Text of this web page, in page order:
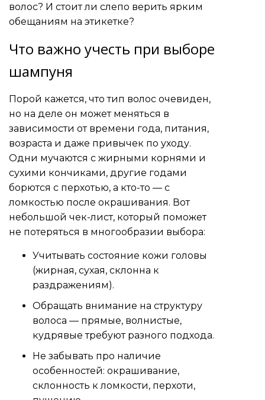
волос? И стоит ли слепо верить ярким
обещаниям на этикетке?
Что важно учесть при выборе
шампуня
Порой кажется, что тип волос очевиден,
но на деле он может меняться в
зависимости от времени года, питания,
возраста и даже привычек по уходу.
Одни мучаются с жирными корнями и
сухими кончиками, другие годами
борются с перхотью, а кто-то — с
ломкостью после окрашивания. Вот
небольшой чек-лист, который поможет
не потеряться в многообразии выбора:
Учитывать состояние кожи головы
(жирная, сухая, склонна к
раздражениям).
Обращать внимание на структуру
волоса — прямые, волнистые,
кудрявые требуют разного подхода.
Не забывать про наличие
особенностей: окрашивание,
склонность к ломкости, перхоти,